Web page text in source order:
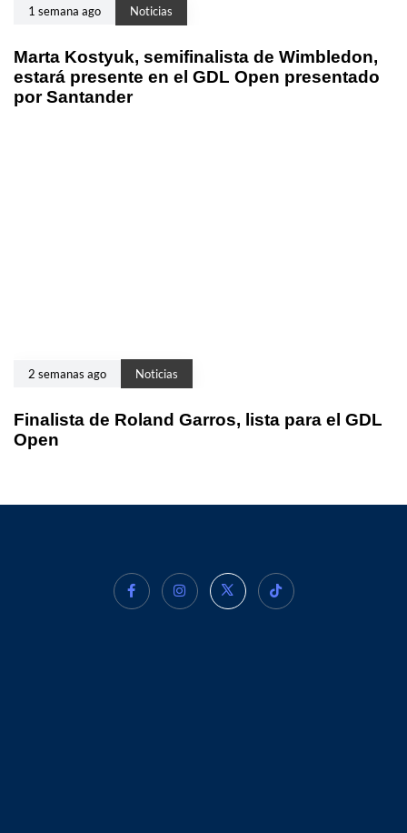
1 semana ago Noticias
Marta Kostyuk, semifinalista de Wimbledon,
estará presente en el GDL Open presentado
por Santander
2 semanas ago Noticias
Finalista de Roland Garros, lista para el GDL
Open